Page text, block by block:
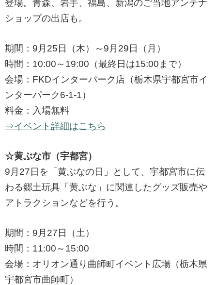
登場。青森、岩手、福島、新潟のご当地アンテナ
ショップの出店も。
期間：9月25日（木）～9月29日（月）
時間：10:00～19:00（最終日は15:00まで）
会場：FKDインターパーク店（栃木県宇都宮市イ
ンターパーク6-1-1）
料金：入場無料
⇒イベント詳細はこちら
☆黄ぶな市（宇都宮）
9月27日を「黄ぶなの日」として、宇都宮市に伝
わる郷土玩具「黄ぶな」に関連したグッズ販売や
アトラクションなどを行う。
期間：9月27日（土）
時間：11:00～15:00
会場：オリオン通り曲師町イベント広場（栃木県
宇都宮市曲師町）